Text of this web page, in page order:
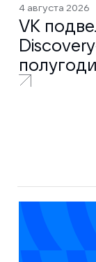
4 августа 2026
VK